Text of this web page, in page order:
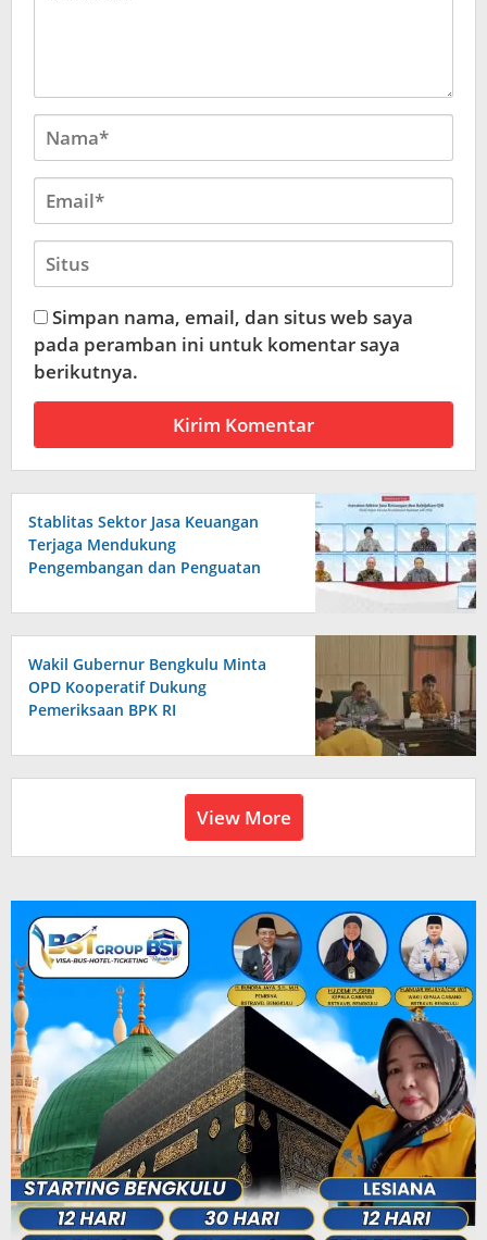
Simpan nama, email, dan situs web saya
pada peramban ini untuk komentar saya
berikutnya.
Stablitas Sektor Jasa Keuangan
Terjaga Mendukung
Pengembangan dan Penguatan
Wakil Gubernur Bengkulu Minta
OPD Kooperatif Dukung
Pemeriksaan BPK RI
View More